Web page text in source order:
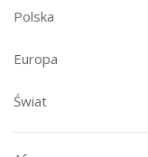
Polska
Europa
Świat